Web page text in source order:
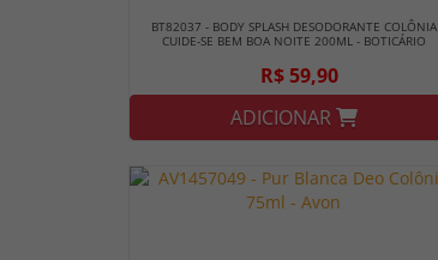
BT82037 - BODY SPLASH DESODORANTE COLÔNIA
CUIDE-SE BEM BOA NOITE 200ML - BOTICÁRIO
R$ 59,90
ADICIONAR